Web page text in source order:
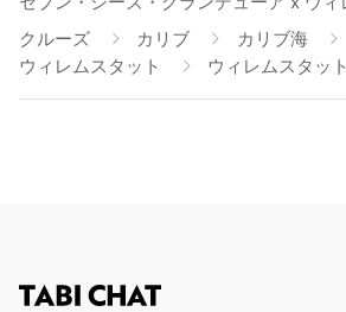
クルーズ
カリブ カリブ海
ウィレムスタット
ウィレムスタット